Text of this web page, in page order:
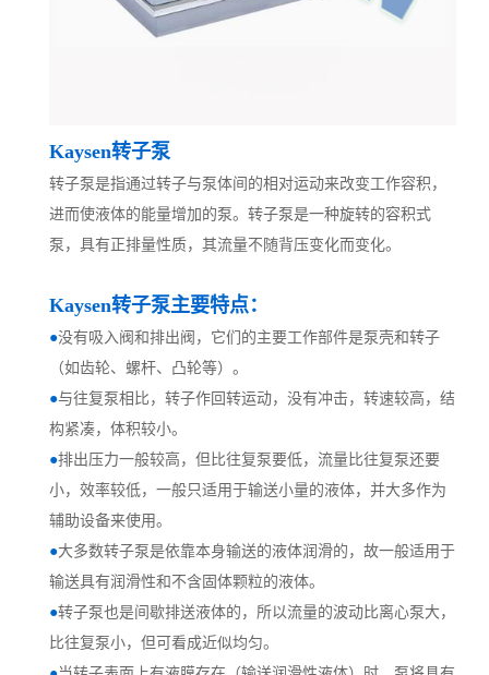
Kaysen转子泵
转子泵是指通过转子与泵体间的相对运动来改变工作容积，
进而使液体的能量增加的泵。转子泵是一种旋转的容积式
泵，具有正排量性质，其流量不随背压变化而变化。
Kaysen转子泵主要特点：
●没有吸入阀和排出阀，它们的主要工作部件是泵壳和转子
（如齿轮、螺杆、凸轮等）。
●与往复泵相比，转子作回转运动，没有冲击，转速较高，结
构紧凑，体积较小。
●排出压力一般较高，但比往复泵要低，流量比往复泵还要
小，效率较低，一般只适用于输送小量的液体，并大多作为
辅助设备来使用。
●大多数转子泵是依靠本身输送的液体润滑的，故一般适用于
输送具有润滑性和不含固体颗粒的液体。
●转子泵也是间歇排送液体的，所以流量的波动比离心泵大，
比往复泵小，但可看成近似均匀。